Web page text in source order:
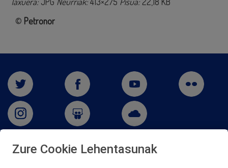
© Petronor
Zure Cookie Lehentasunak